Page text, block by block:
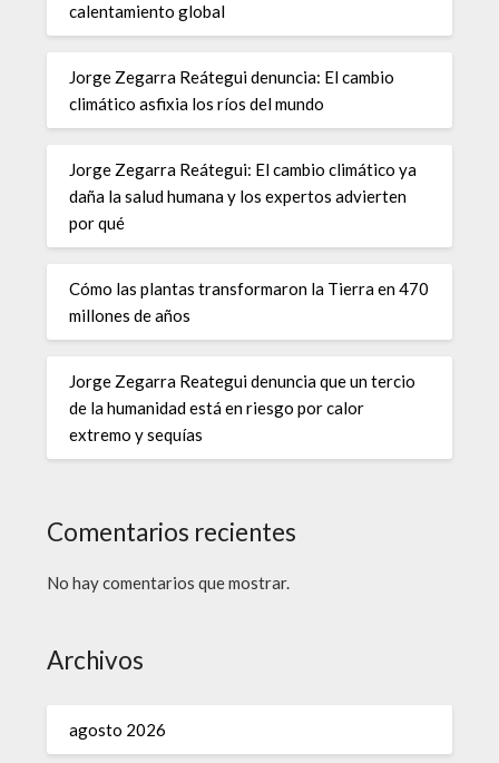
calentamiento global
Jorge Zegarra Reátegui denuncia: El cambio
climático asfixia los ríos del mundo
Jorge Zegarra Reátegui: El cambio climático ya
daña la salud humana y los expertos advierten
por qué
Cómo las plantas transformaron la Tierra en 470
millones de años
Jorge Zegarra Reategui denuncia que un tercio
de la humanidad está en riesgo por calor
extremo y sequías
Comentarios recientes
No hay comentarios que mostrar.
Archivos
agosto 2026